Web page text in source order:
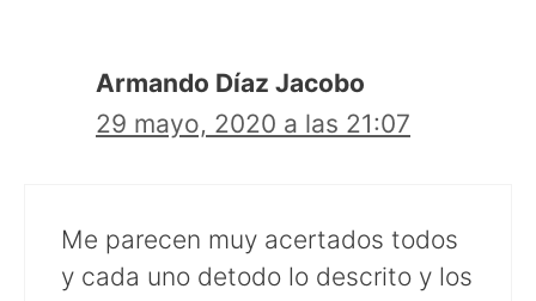
Armando Díaz Jacobo
29 mayo, 2020 a las 21:07
Me parecen muy acertados todos
y cada uno detodo lo descrito y los